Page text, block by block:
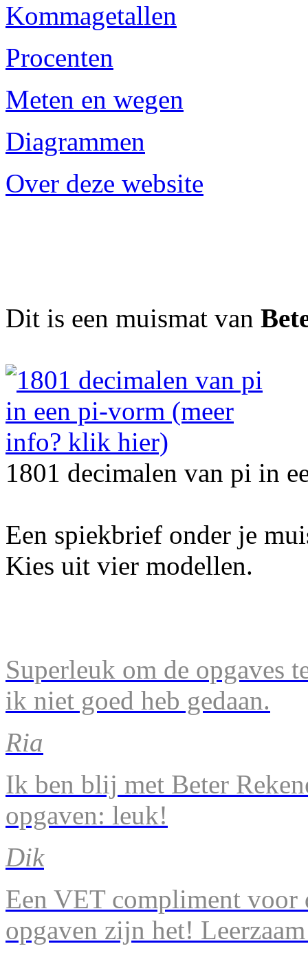
Kommagetallen
Procenten
Meten en wegen
Diagrammen
Over deze website
Dit is een muismat van
1801 decimalen van pi in
Een spiekbrief onder je
Kies uit vier modellen.
Superleuk om de opgaves
ik niet goed heb gedaan.
Ria
Ik ben blij met Beter
opgaven: leuk!
Dik
Een VET compliment voor
opgaven zijn het!